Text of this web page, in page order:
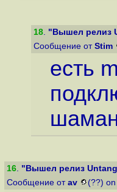
18. "Вышел релиз
Сообщение от Stim
есть
16. "Вышел релиз
Сообщение от av (??)